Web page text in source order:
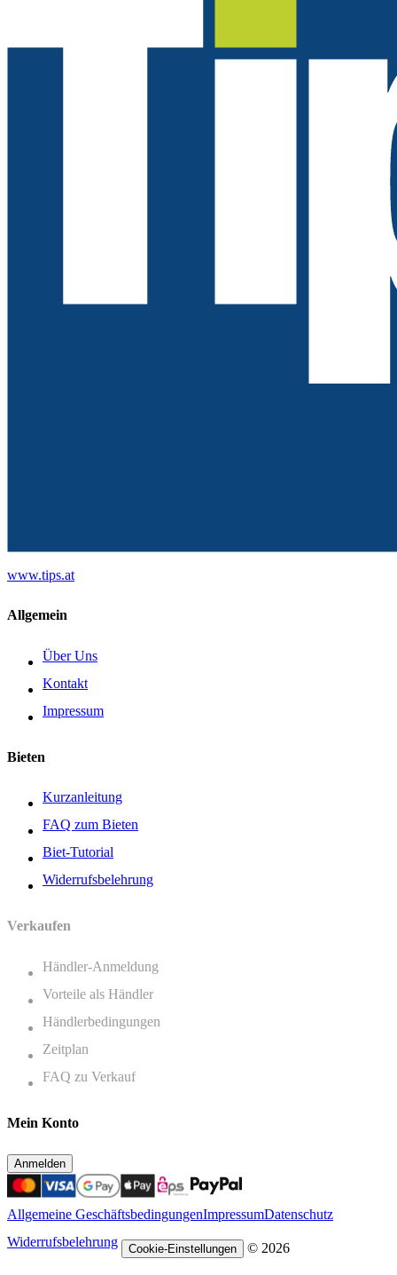
www.tips.at
Allgemein
Über Uns
Kontakt
Impressum
Bieten
Kurzanleitung
FAQ zum Bieten
Biet-Tutorial
Widerrufsbelehrung
Verkaufen
Händler-Anmeldung
Vorteile als Händler
Händlerbedingungen
Zeitplan
FAQ zu Verkauf
Mein Konto
Anmelden
Allgemeine GeschäftsbedingungenImpressumDatenschutz
Widerrufsbelehrung
Cookie-Einstellungen © 2026